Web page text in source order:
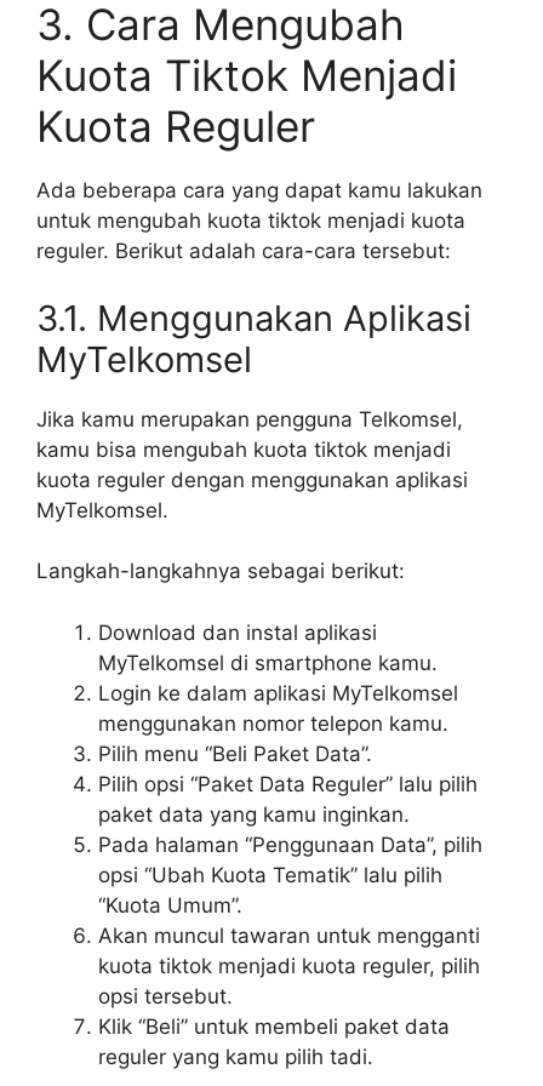
3. Cara Mengubah
Kuota Tiktok Menjadi
Kuota Reguler
Ada beberapa cara yang dapat kamu lakukan
untuk mengubah kuota tiktok menjadi kuota
reguler. Berikut adalah cara-cara tersebut:
3.1. Menggunakan Aplikasi
MyTelkomsel
Jika kamu merupakan pengguna Telkomsel,
kamu bisa mengubah kuota tiktok menjadi
kuota reguler dengan menggunakan aplikasi
MyTelkomsel.
Langkah-langkahnya sebagai berikut:
Download dan instal aplikasi
MyTelkomsel di smartphone kamu.
Login ke dalam aplikasi MyTelkomsel
menggunakan nomor telepon kamu.
Pilih menu “Beli Paket Data”.
Pilih opsi “Paket Data Reguler” lalu pilih
paket data yang kamu inginkan.
Pada halaman “Penggunaan Data”, pilih
opsi “Ubah Kuota Tematik” lalu pilih
“Kuota Umum”.
Akan muncul tawaran untuk mengganti
kuota tiktok menjadi kuota reguler, pilih
opsi tersebut.
Klik “Beli” untuk membeli paket data
reguler yang kamu pilih tadi.